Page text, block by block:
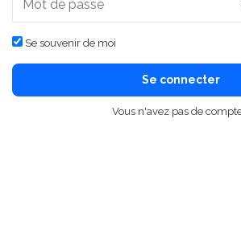
Se souvenir de moi
Se connecter
Vous n'avez pas de